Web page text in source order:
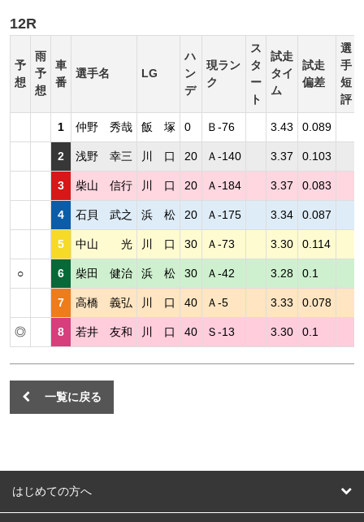
12R
予
想
雨
予
想
車
番
選手名 LG
ハ
ン
デ
現ラン
ク
ス
タ
ー
ト
試走
タイ
ム
試走
偏差
選
手
短
評
1 仲野 秀哉 飯 塚 0 Ｂ-76 3.43 0.089
2 浅野 幸三 川 口 20 Ａ-140 3.37 0.103
3 柴山 信行 川 口 20 Ａ-184 3.37 0.083
4 石貝 武之 浜 松 20 Ａ-175 3.34 0.087
5 中山 光 川 口 30 Ａ-73 3.30 0.114
○ 6 柴田 健治 浜 松 30 Ａ-42 3.28 0.1
7 高橋 義弘 川 口 40 Ａ-5 3.33 0.078
◎ 8 若井 友和 川 口 40 Ｓ-13 3.30 0.1
一覧に戻る
はじめての方へ